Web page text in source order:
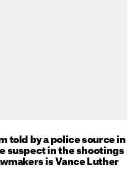
told by a police source in
suspect in the shootings
is Vance Luther